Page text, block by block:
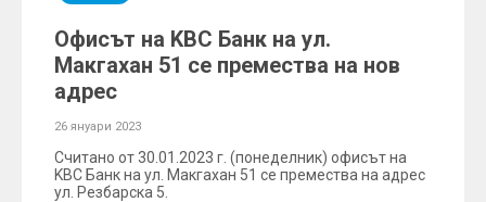
Офисът на KBC Банк на ул.
Макгахан 51 се премества на нов
адрес
26 януари 2023
Считано от 30.01.2023 г. (понеделник) офисът на
KBC Банк на ул. Макгахан 51 се премества на адрес
ул. Резбарска 5.